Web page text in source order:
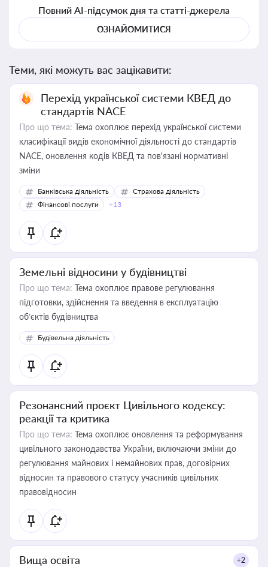
Повний AI-підсумок дня та статті-джерела
ОЗНАЙОМИТИСЯ
Теми, які можуть вас зацікавити:
Перехід української системи КВЕД до
стандартів NACE
Про що тема: Тема охоплює перехід української системи
класифікації видів економічної діяльності до стандартів
NACE, оновлення кодів КВЕД та пов'язані нормативні
зміни
Банківська діяльність
Страхова діяльність
Фінансові послуги
+13
Земельні відносини у будівництві
Про що тема: Тема охоплює правове регулювання
підготовки, здійснення та введення в експлуатацію
об’єктів будівництва
Будівельна діяльність
Резонансний проєкт Цивільного кодексу:
реакції та критика
Про що тема: Тема охоплює оновлення та реформування
цивільного законодавства України, включаючи зміни до
регулювання майнових і немайнових прав, договірних
відносин та правового статусу учасників цивільних
правовідносин
Вища освіта +2